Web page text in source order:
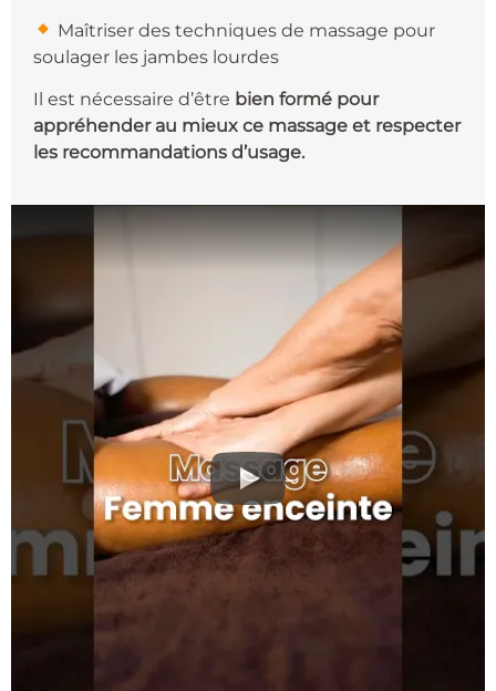
Maîtriser des techniques de massage pour
soulager les jambes lourdes
Il est nécessaire d’être bien formé pour
appréhender au mieux ce massage et respecter
les recommandations d’usage.